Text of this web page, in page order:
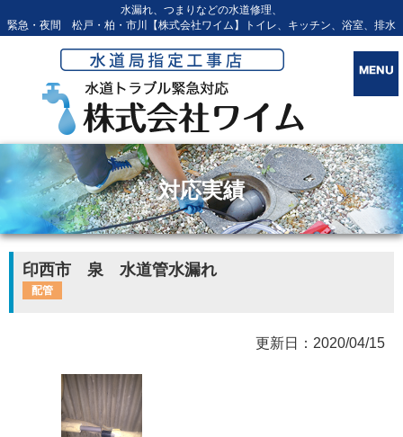
水漏れ、つまりなどの水道修理、
緊急・夜間 松戸・柏・市川【株式会社ワイム】トイレ、キッチン、浴室、排水
対応実績
印西市 泉 水道管水漏れ
配管
更新日：2020/04/15